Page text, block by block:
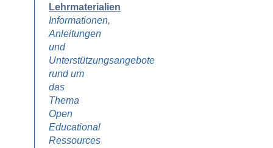
Lehrmaterialien
Informationen,
Anleitungen
und
Unterstützungsangebote
rund um
das
Thema
Open
Educational
Ressources